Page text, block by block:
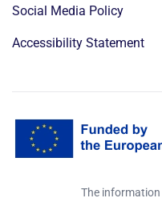
Social Media Policy
Accessibility Statement
The